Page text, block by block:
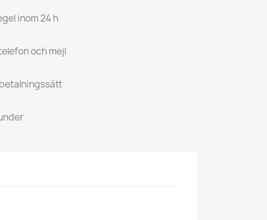
inom 24 h
och mejl